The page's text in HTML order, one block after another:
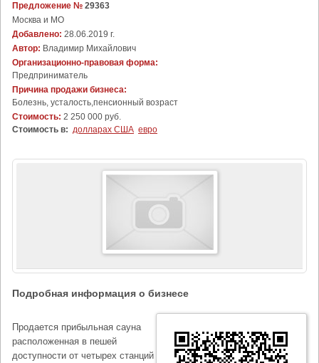
Предложение № 29363
Москва и МО
Добавлено: 28.06.2019 г.
Автор: Владимир Михайлович
Организационно-правовая форма:
Предприниматель
Причина продажи бизнеса:
Болезнь, усталость,пенсионный возраст
Стоимость: 2 250 000 руб.
Стоимость в: долларах США евро
Подробная информация о бизнесе
Продается прибыльная сауна
расположенная в пешей
доступности от четырех станций